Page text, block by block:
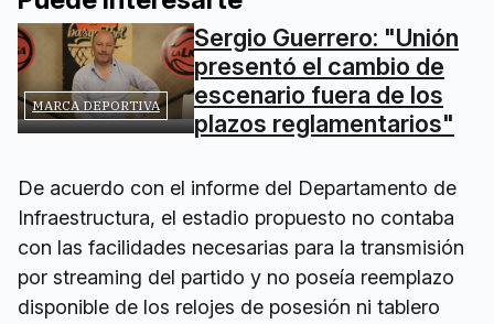
MARCA DEPORTIVA
Sergio Guerrero: "Unión
presentó el cambio de
escenario fuera de los
plazos reglamentarios"
De acuerdo con el informe del Departamento de
Infraestructura, el estadio propuesto no contaba
con las facilidades necesarias para la transmisión
por streaming del partido y no poseía reemplazo
disponible de los relojes de posesión ni tablero